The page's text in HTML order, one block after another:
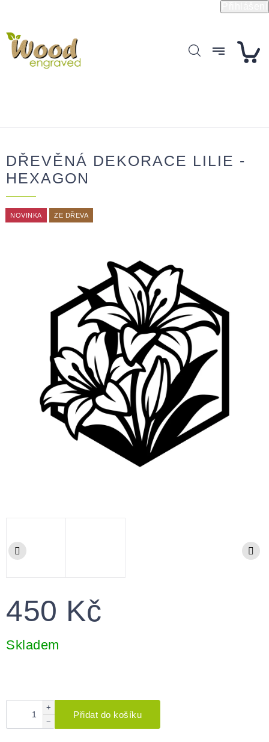
DŘEVĚNÁ DEKORACE LILIE -
HEXAGON
NOVINKA ZE DŘEVA
450 Kč
cena:
Skladem
+
−
Přidat do košíku